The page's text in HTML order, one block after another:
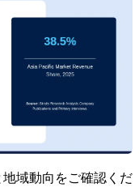
地域動向をご確認くだ